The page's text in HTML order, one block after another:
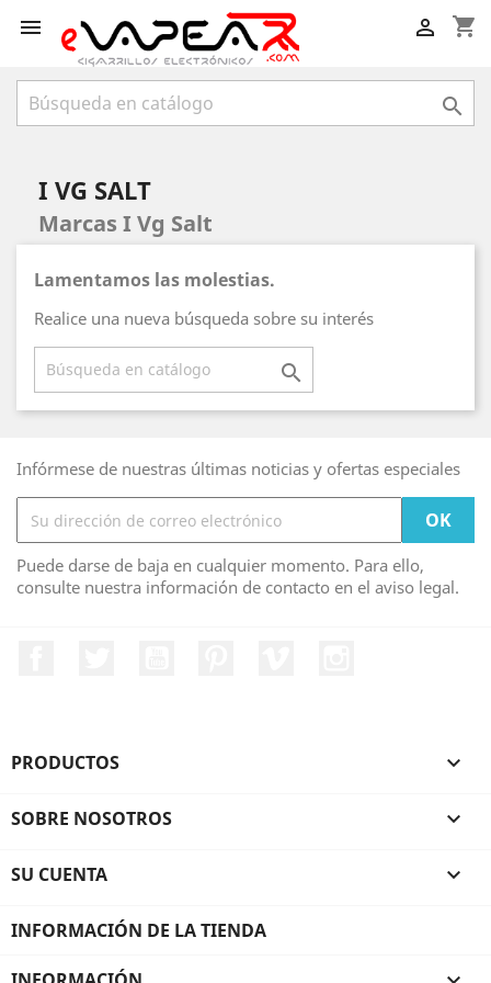
 shopping_cart


I VG SALT
Marcas I Vg Salt
Lamentamos las molestias.
Realice una nueva búsqueda sobre su interés

Infórmese de nuestras últimas noticias y ofertas especiales
Puede darse de baja en cualquier momento. Para ello,
consulte nuestra información de contacto en el aviso legal.
PRODUCTOS 
SOBRE NOSOTROS 
SU CUENTA 
INFORMACIÓN DE LA TIENDA